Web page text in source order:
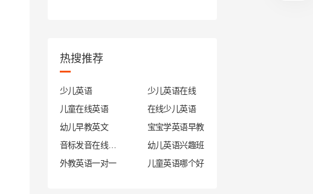
热搜推荐
少儿英语
少儿英语在线
儿童在线英语
在线少儿英语
幼儿早教英文
宝宝学英语早教
幼儿英语兴趣班
外教英语一对一
儿童英语哪个好